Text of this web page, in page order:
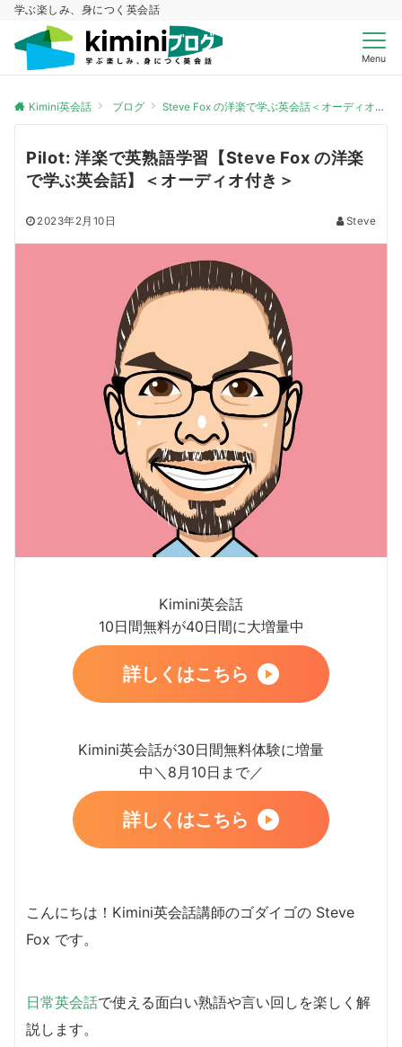
学ぶ楽しみ、身につく英会話
Menu
Kimini英会話 ブログ Steve Fox の洋楽で学ぶ英会話＜オーディオ付き＞
Pilot: 洋楽で英熟語学習【Steve Fox の洋楽
で学ぶ英会話】＜オーディオ付き＞
2023年2月10日 Steve
Kimini英会話
10日間無料が40日間に大増量中
詳しくはこちら
Kimini英会話が30日間無料体験に増量
中＼8月10日まで／
詳しくはこちら
こんにちは！Kimini英会話講師のゴダイゴの Steve
Fox です。
日常英会話で使える面白い熟語や言い回しを楽しく解
説します。